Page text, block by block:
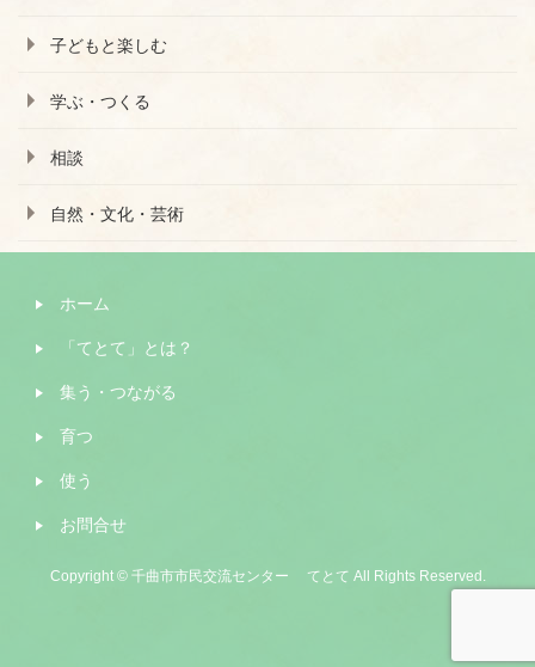
子どもと楽しむ
学ぶ・つくる
相談
自然・文化・芸術
ホーム
「てとて」とは？
集う・つながる
育つ
使う
お問合せ
Copyright © 千曲市市民交流センター てとて All Rights Reserved.